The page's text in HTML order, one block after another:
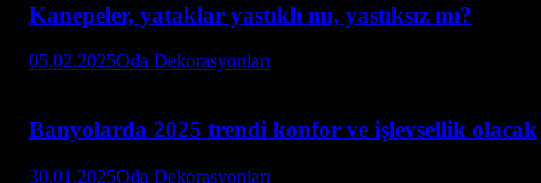
Kanepeler, yataklar yastıklı mı, yastıksız mı?
05.02.2025Oda Dekorasyonları
Banyolarda 2025 trendi konfor ve işlevsellik olacak
30.01.2025Oda Dekorasyonları